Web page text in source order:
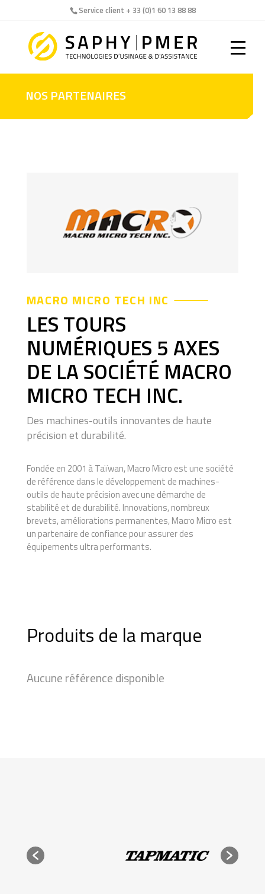
Service client + 33 (0)1 60 13 88 88
NOS PARTENAIRES
MACRO MICRO TECH INC
LES TOURS
NUMÉRIQUES 5 AXES
DE LA SOCIÉTÉ MACRO
MICRO TECH INC.
Des machines-outils innovantes de haute
précision et durabilité.
Fondée en 2001 à Taïwan, Macro Micro est une société
de référence dans le développement de machines-
outils de haute précision avec une démarche de
stabilité et de durabilité. Innovations, nombreux
brevets, améliorations permanentes, Macro Micro est
un partenaire de confiance pour assurer des
équipements ultra performants.
Produits de la marque
Aucune référence disponible